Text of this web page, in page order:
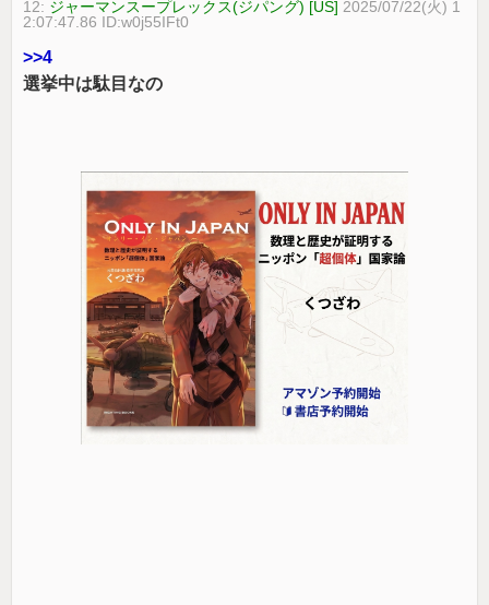
12: ジャーマンスープレックス(ジパング) [US] 2025/07/22(火) 1
2:07:47.86 ID:w0j55IFt0
>>4
選挙中は駄目なの